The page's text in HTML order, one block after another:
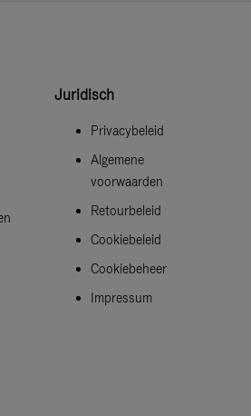
Juridisch
Privacybeleid
Algemene
voorwaarden
Retourbeleid
Cookiebeleid
Cookiebeheer
Impressum